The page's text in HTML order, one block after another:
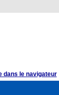
dans le navigateur